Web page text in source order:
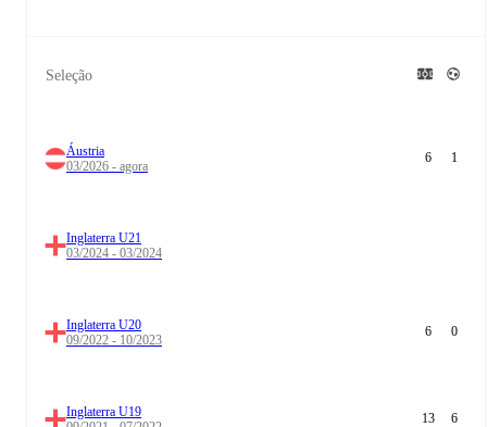
Seleção
Áustria
03/2026 - agora
6 1
Inglaterra U21
03/2024 - 03/2024
Inglaterra U20
09/2022 - 10/2023
6 0
Inglaterra U19
13 6